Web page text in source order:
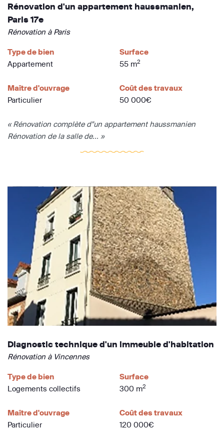
Rénovation d'un appartement haussmanien,
Paris 17e
Rénovation à Paris
Type de bien
Appartement
Surface
55 m2
Maître d'ouvrage
Particulier
Coût des travaux
50 000€
« Rénovation complète d"un appartement haussmanien
Rénovation de la salle de... »
Diagnostic technique d'un immeuble d'habitation
Rénovation à Vincennes
Type de bien
Logements collectifs
Surface
300 m2
Maître d'ouvrage
Particulier
Coût des travaux
120 000€